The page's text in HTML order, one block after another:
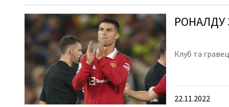
Клуб та
22.11.2022